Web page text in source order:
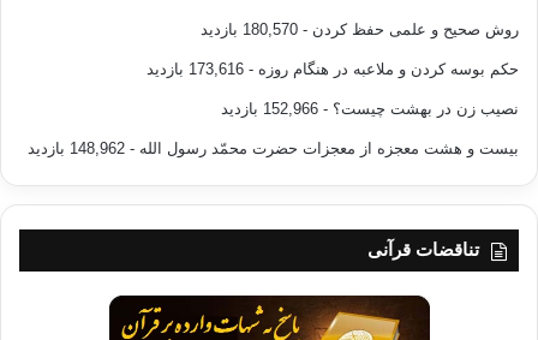
روش صحیح و علمی حفظ کردن - 180,570 بازدید
حکم بوسه کردن و ملاعبه در هنگام روزه - 173,616 بازدید
نصیب زن در بهشت چیست؟ - 152,966 بازدید
بیست و هشت معجزه از معجزات حضرت محمّد رسول الله - 148,962 بازدید
تناقضات قرآنی